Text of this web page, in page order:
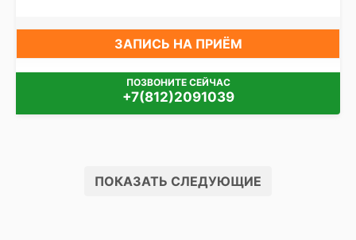
ЗАПИСЬ НА ПРИЁМ
ПОЗВОНИТЕ СЕЙЧАС
+7(812)2091039
ПОКАЗАТЬ СЛЕДУЮЩИЕ